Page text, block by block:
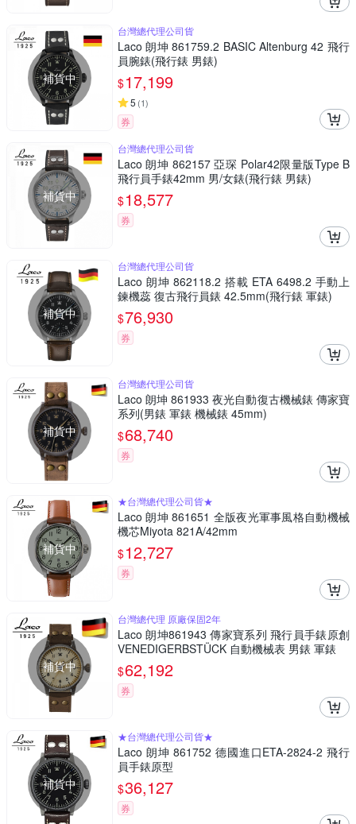
補貨中
台灣總代理公司貨
Laco 朗坤 861759.2 BASIC Altenburg 42 飛行
員腕錶(飛行錶 男錶)
$17,199
5 (1)
券
補貨中
台灣總代理公司貨
Laco 朗坤 862157 亞琛 Polar42限量版Type B
飛行員手錶42mm 男/女錶(飛行錶 男錶)
$18,577
券
補貨中
台灣總代理公司貨
Laco 朗坤 862118.2 搭載 ETA 6498.2 手動上
鍊機蕊 復古飛行員錶 42.5mm(飛行錶 軍錶)
$76,930
券
補貨中
台灣總代理公司貨
Laco 朗坤 861933 夜光自動復古機械錶 傳家寶
系列(男錶 軍錶 機械錶 45mm)
$68,740
券
補貨中
★台灣總代理公司貨★
Laco 朗坤 861651 全版夜光軍事風格自動機械
機芯Miyota 821A/42mm
$12,727
券
補貨中
台灣總代理 原廠保固2年
Laco 朗坤861943 傳家寶系列 飛行員手錶原創
VENEDIGERBSTÜCK 自動機械表 男錶 軍錶
$62,192
券
補貨中
★台灣總代理公司貨★
Laco 朗坤 861752 德國進口ETA-2824-2 飛行
員手錶原型
$36,127
券